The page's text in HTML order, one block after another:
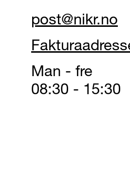
post@nikr.no
Man - fre
08:30 - 15:30